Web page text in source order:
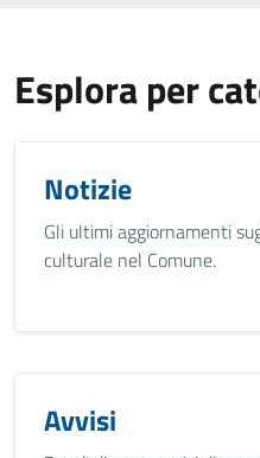
Esplora per
Notizie
Gli ultimi aggiornamenti
culturale nel Comune.
Avvisi